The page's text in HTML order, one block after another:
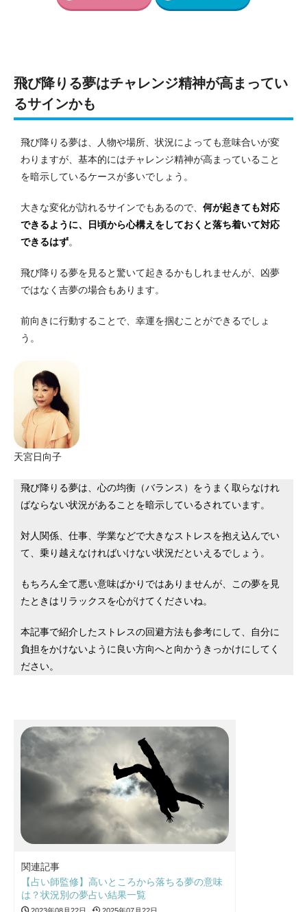
飛び降りる夢はチャレンジ精神が高まってい
るサインかも
飛び降りる夢は、人物や場所、状況によっても意味合いが変
わりますが、基本的にはチャレンジ精神が高まっていること
を暗示しているケースが多いでしょう。
大きな変化が訪れるサインでもあるので、 何が起きても対応
できるように、日頃から心構えをしておくと落ち着いて対応
できるはず。
飛び降りる夢を見ると驚いて起きるかもしれませんが、凶夢
ではなく吉夢の場合もあります。
前向きに行動することで、幸運を掴むことができるでしょ
う。
天宮日向子
飛び降りる夢は、心の均衡（バランス）をうまく取らなけれ
ばならない状況があることを暗示しているされています。
対人関係、仕事、学業などで大きなストレスを抱え込んでい
て、乗り越えなければいけない状況だといえるでしょう。
もちろん全て悪い意味ばかりではありませんが、この夢を見
たときはリラックスを心がけてくださいね。
本記事で紹介したストレスの回避方法も参考にして、自分に
負担をかけないように良い方向へと向かうきっかけにしてく
ださい。
関連記事
【占い師監修】高いところから落ちる夢の意味
は？状況別の夢占い結果一覧